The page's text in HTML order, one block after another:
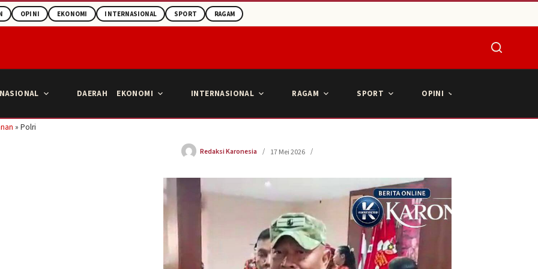
OPINI EKONOMI INTERNASIONAL SPORT RAGAM
NASIONAL DAERAH EKONOMI INTERNASIONAL RAGAM SPORT OPINI
» Polri
Redaksi Karonesia 17 Mei 2026